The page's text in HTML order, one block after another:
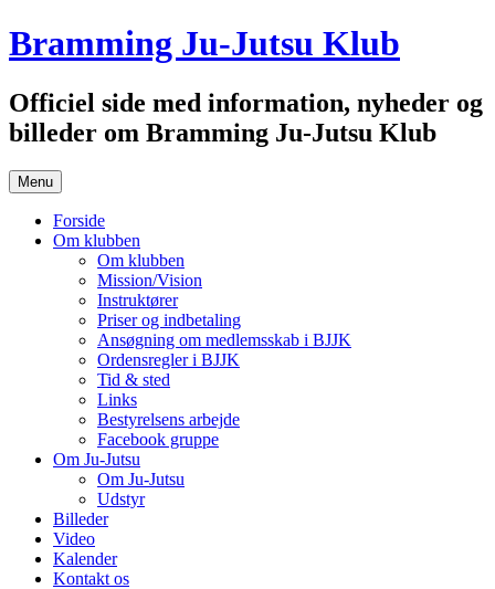
Hop
til
Bramming Ju-Jutsu Klub
Officiel side med information, nyheder og
billeder om Bramming Ju-Jutsu Klub
Menu
Forside
Om klubben
Om klubben
Mission/Vision
Instruktører
Priser og indbetaling
Ansøgning om medlemsskab i BJJK
Ordensregler i BJJK
Tid & sted
Links
Bestyrelsens arbejde
Facebook gruppe
Om Ju-Jutsu
Om Ju-Jutsu
Udstyr
Billeder
Video
Kalender
Kontakt os